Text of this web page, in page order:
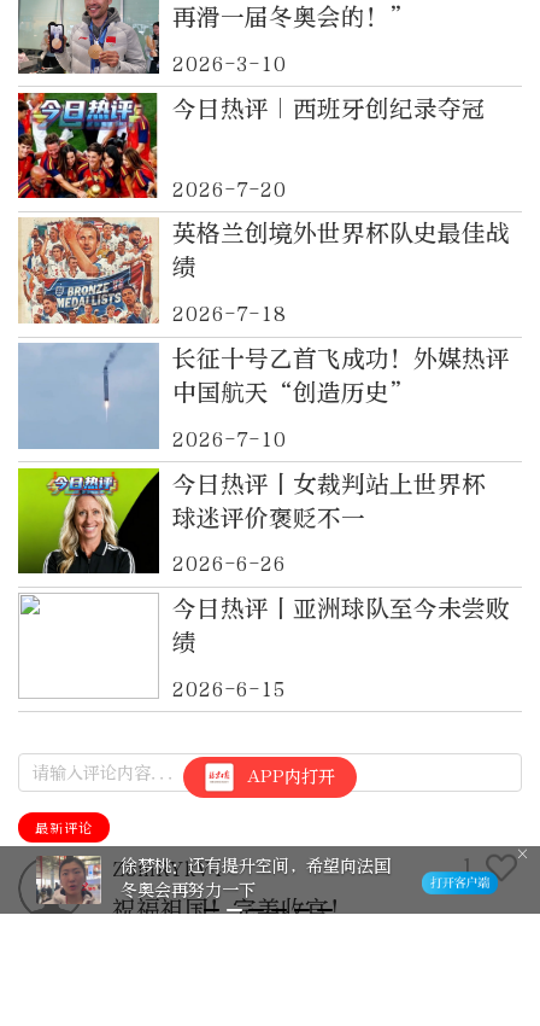
再滑一届冬奥会的！”
2026-3-10
今日热评｜西班牙创纪录夺冠
2026-7-20
英格兰创境外世界杯队史最佳战
绩
2026-7-18
长征十号乙首飞成功！外媒热评
中国航天“创造历史”
2026-7-10
今日热评丨女裁判站上世界杯
球迷评价褒贬不一
2026-6-26
今日热评丨亚洲球队至今未尝败
绩
2026-6-15
最新评论
Z3mRYkV4
1
祝福祖国！完美收官！
APP内打开
徐梦桃：还有提升空间，希望向法国
冬奥会再努力一下